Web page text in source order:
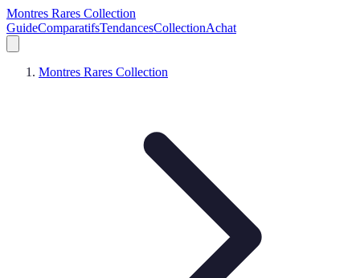
Montres Rares Collection
GuideComparatifsTendancesCollectionAchat
Montres Rares Collection